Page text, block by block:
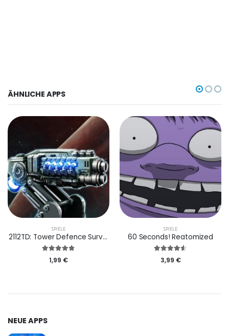
ÄHNLICHE APPS
SPIELE
2112TD: Tower Defence Survival
1,99 €
SPIELE
60 Seconds! Reatomized
3,99 €
NEUE APPS